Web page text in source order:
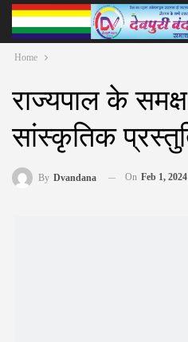
Home
राज्यपाल के
सांस्कृतिक
By Dvandana On Feb 1, 2024